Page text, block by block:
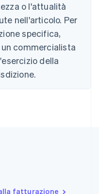
o l'attualità
nell'articolo. Per
specifica,
commercialista
della
fatturazione